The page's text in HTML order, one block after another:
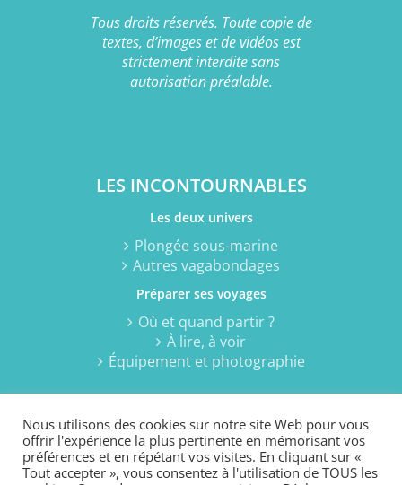
Tous droits réservés. Toute copie de
textes, d’images et de vidéos est
strictement interdite sans
autorisation préalable.
LES INCONTOURNABLES
Les deux univers
Plongée sous-marine
Autres vagabondages
Préparer ses voyages
Où et quand partir ?
À lire, à voir
Équipement et photographie
Nous utilisons des cookies sur notre site Web pour vous
offrir l'expérience la plus pertinente en mémorisant vos
préférences et en répétant vos visites. En cliquant sur «
Tout accepter », vous consentez à l'utilisation de TOUS les